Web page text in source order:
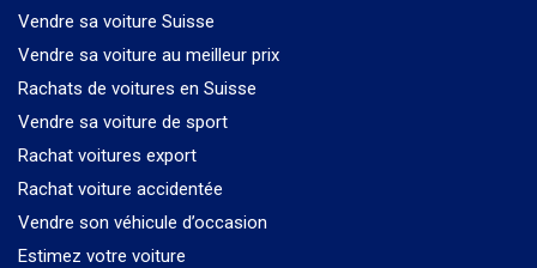
Vendre sa voiture Suisse
Vendre sa voiture au meilleur prix
Rachats de voitures en Suisse
Vendre sa voiture de sport
Rachat voitures export
Rachat voiture accidentée
Vendre son véhicule d’occasion
Estimez votre voiture